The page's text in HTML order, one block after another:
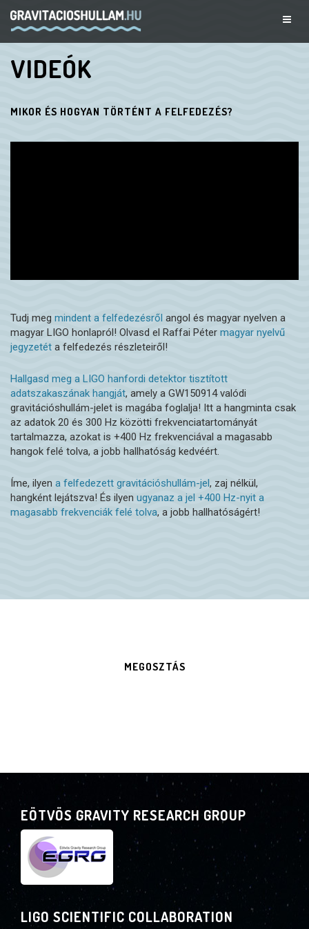
VIDEÓK
MIKOR ÉS HOGYAN TÖRTÉNT A FELFEDEZÉS?
Tudj meg mindent a felfedezésről angol és magyar nyelven a
magyar LIGO honlapról! Olvasd el Raffai Péter magyar nyelvű
jegyzetét a felfedezés részleteiről!
Hallgasd meg a LIGO hanfordi detektor tisztított
adatszakaszának hangját, amely a GW150914 valódi
gravitációshullám-jelet is magába foglalja! Itt a hangminta csak
az adatok 20 és 300 Hz közötti frekvenciatartományát
tartalmazza, azokat is +400 Hz frekvenciával a magasabb
hangok felé tolva, a jobb hallhatóság kedvéért.
Íme, ilyen a felfedezett gravitációshullám-jel, zaj nélkül,
hangként lejátszva! És ilyen ugyanaz a jel +400 Hz-nyit a
magasabb frekvenciák felé tolva, a jobb hallhatóságért!
MEGOSZTÁS
EÖTVÖS GRAVITY RESEARCH GROUP
LIGO SCIENTIFIC COLLABORATION